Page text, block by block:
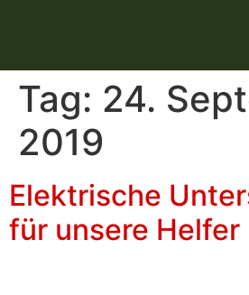
Tag: 24.
2019
Elektrische
für unsere Helfer